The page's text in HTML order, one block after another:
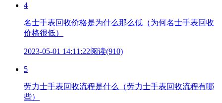
4
名士手表回收价格是为什么那么低（为何名士手表回收
价格很低）
2023-05-01 14:11:22阅读(910)
5
劳力士手表回收流程是什么（劳力士手表回收流程有哪
些）